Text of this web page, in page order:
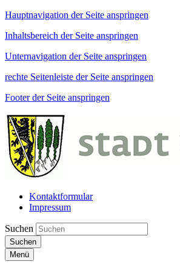
Hauptnavigation der Seite anspringen
Inhaltsbereich der Seite anspringen
Unternavigation der Seite anspringen
rechte Seitenleiste der Seite anspringen
Footer der Seite anspringen
Kontaktformular
Impressum
Suchen
Suchen
Menü